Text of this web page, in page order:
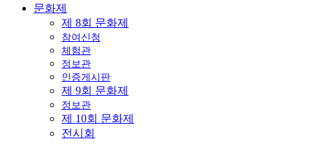
문화제
제 8회 문화제
참여신청
체험관
정보관
인증게시판
제 9회 문화제
정보관
제 10회 문화제
전시회